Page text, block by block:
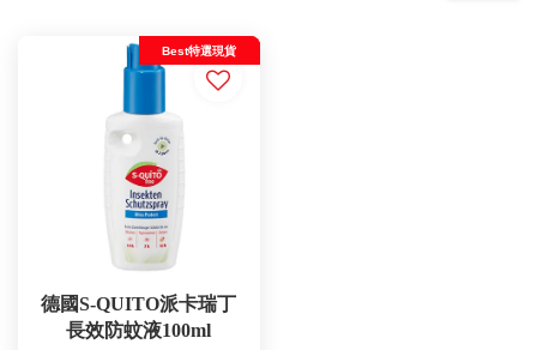
Best特選現貨
德國S-QUITO派卡瑞丁
長效防蚊液100ml